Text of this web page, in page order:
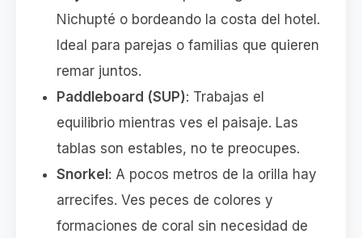
Nichupté o bordeando la costa del hotel.
Ideal para parejas o familias que quieren
remar juntos.
Paddleboard (SUP): Trabajas el
equilibrio mientras ves el paisaje. Las
tablas son estables, no te preocupes.
Snorkel : A pocos metros de la orilla hay
arrecifes. Ves peces de colores y
formaciones de coral sin necesidad de